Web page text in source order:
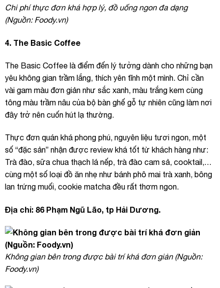
Chi phí thực đơn khá hợp lý, đồ uống ngon đa dạng
(Nguồn: Foody.vn)
4. The Basic Coffee
The Basic Coffee là điểm đến lý tưởng dành cho những bạn
yêu không gian trầm lắng, thích yên tĩnh một mình. Chỉ cần
vài gam màu đơn giản như sắc xanh, màu trắng kem cùng
tông màu trầm nâu của bộ bàn ghế gỗ tự nhiên cũng làm nơi
đây trở nên cuốn hút lạ thường.
Thực đơn quán khá phong phú, nguyên liệu tươi ngon, một
số “đặc sản” nhận được review khá tốt từ khách hàng như:
Trà đào, sữa chua thạch lá nếp, trà đào cam sả, cooktail,…
cùng một số loại đồ ăn nhẹ như bánh phô mai trà xanh, bông
lan trứng muối, cookie matcha đều rất thơm ngon.
Địa chỉ: 86 Phạm Ngũ Lão, tp Hải Dương.
Không gian bên trong được bài trí khá đơn giản (Nguồn:
Foody.vn)